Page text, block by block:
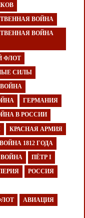
ВОЙНА
ВОЙНА
ФЛОТ
СИЛЫ
ГЕРМАНИЯ
В РОССИИ
КРАСНАЯ АРМИЯ
1812 ГОДА
ВОЙНА ПЁТР I
РОССИЯ
АВИАЦИЯ